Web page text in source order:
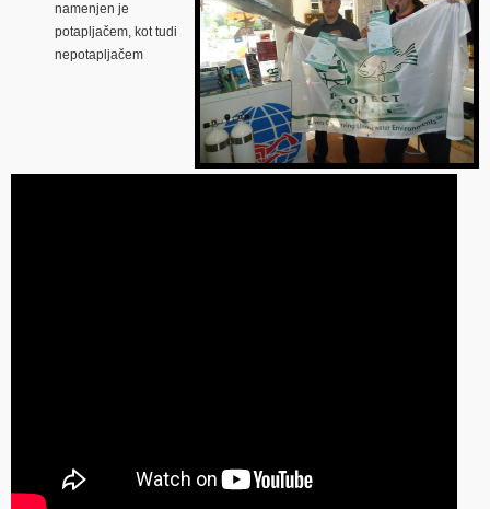
namenjen je
potapljačem, kot tudi
nepotapljačem